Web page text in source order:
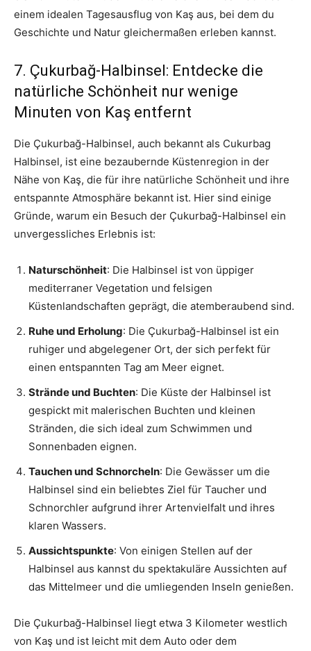
einem idealen Tagesausflug von Kaş aus, bei dem du
Geschichte und Natur gleichermaßen erleben kannst.
7. Çukurbağ-Halbinsel: Entdecke die
natürliche Schönheit nur wenige
Minuten von Kaş entfernt
Die Çukurbağ-Halbinsel, auch bekannt als Cukurbag
Halbinsel, ist eine bezaubernde Küstenregion in der
Nähe von Kaş, die für ihre natürliche Schönheit und ihre
entspannte Atmosphäre bekannt ist. Hier sind einige
Gründe, warum ein Besuch der Çukurbağ-Halbinsel ein
unvergessliches Erlebnis ist:
Naturschönheit: Die Halbinsel ist von üppiger
mediterraner Vegetation und felsigen
Küstenlandschaften geprägt, die atemberaubend sind.
Ruhe und Erholung: Die Çukurbağ-Halbinsel ist ein
ruhiger und abgelegener Ort, der sich perfekt für
einen entspannten Tag am Meer eignet.
Strände und Buchten: Die Küste der Halbinsel ist
gespickt mit malerischen Buchten und kleinen
Stränden, die sich ideal zum Schwimmen und
Sonnenbaden eignen.
Tauchen und Schnorcheln: Die Gewässer um die
Halbinsel sind ein beliebtes Ziel für Taucher und
Schnorchler aufgrund ihrer Artenvielfalt und ihres
klaren Wassers.
Aussichtspunkte: Von einigen Stellen auf der
Halbinsel aus kannst du spektakuläre Aussichten auf
das Mittelmeer und die umliegenden Inseln genießen.
Die Çukurbağ-Halbinsel liegt etwa 3 Kilometer westlich
von Kaş und ist leicht mit dem Auto oder dem